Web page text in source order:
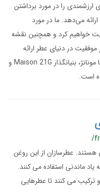
ارزشمندی را در مورد برداشتن
می‌دهد. ما در مورد
خواهیم کرد و همچنین نقشه
در دنیای عطر ارائه
خواهیم داد. این مقاله از صحبت های یوهانا مونانژ، بنیانگذار Maison 21G و
است.
/
عطرسازان از این روغن
ماندنی استفاده می کنند.
ترکیب می کنند تا عطرهایی